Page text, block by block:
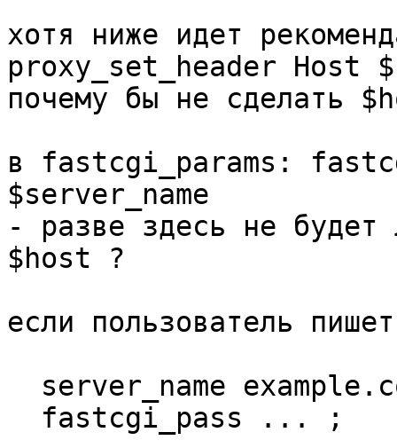
хотя ниже идет
proxy_set_header Host
почему бы не сделать
в fastcgi_params:
$server_name
- разве здесь не будет
$host ?
если пользователь